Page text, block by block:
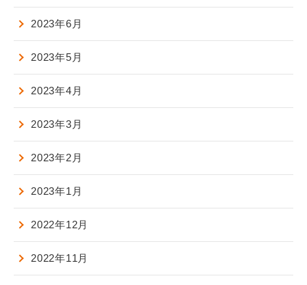
2023年6月
2023年5月
2023年4月
2023年3月
2023年2月
2023年1月
2022年12月
2022年11月